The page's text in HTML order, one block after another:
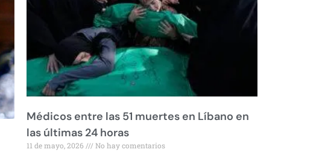
Médicos entre las 51 muertes en Líbano en
las últimas 24 horas
11 de mayo, 2026 No hay comentarios